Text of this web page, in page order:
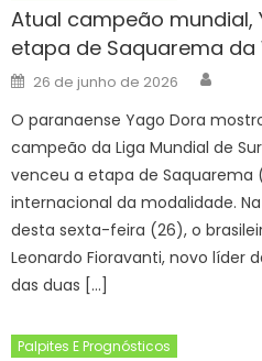
Atual campeão mundial,
etapa de Saquarema da
Posted
on
26 de junho de 2026
O paranaense Yago Dora
campeão da Liga Mundial de
venceu a etapa de Saquarema
internacional da modalidade.
desta sexta-feira (26), o
Leonardo Fioravanti, novo líder
das duas […]
Palpites E Prognósticos